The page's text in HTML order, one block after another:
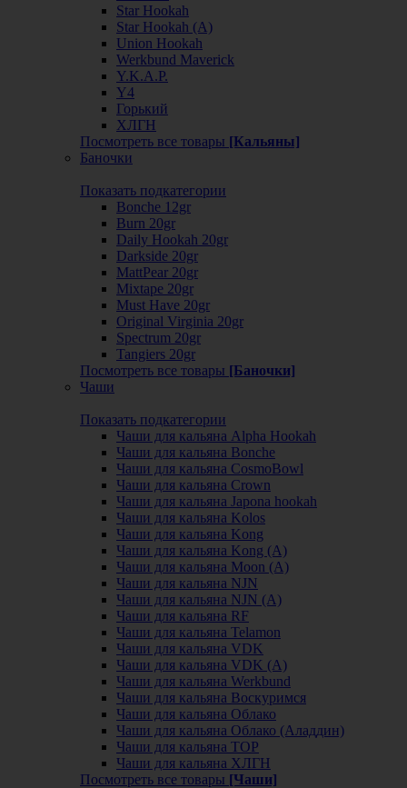
Star Hookah
Star Hookah (А)
Union Hookah
Werkbund Maverick
Y.K.A.P.
Y4
Горький
ХЛГН
Посмотреть все товары [Кальяны]
Баночки
Показать подкатегории
Bonche 12gr
Burn 20gr
Daily Hookah 20gr
Darkside 20gr
MattPear 20gr
Mixtape 20gr
Must Have 20gr
Original Virginia 20gr
Spectrum 20gr
Tangiers 20gr
Посмотреть все товары [Баночки]
Чаши
Показать подкатегории
Чаши для кальяна Alpha Hookah
Чаши для кальяна Bonche
Чаши для кальяна CosmoBowl
Чаши для кальяна Crown
Чаши для кальяна Japona hookah
Чаши для кальяна Kolos
Чаши для кальяна Kong
Чаши для кальяна Kong (A)
Чаши для кальяна Moon (А)
Чаши для кальяна NJN
Чаши для кальяна NJN (А)
Чаши для кальяна RF
Чаши для кальяна Telamon
Чаши для кальяна VDK
Чаши для кальяна VDK (А)
Чаши для кальяна Werkbund
Чаши для кальяна Воскуримся
Чаши для кальяна Облако
Чаши для кальяна Облако (Аладдин)
Чаши для кальяна ТОР
Чаши для кальяна ХЛГН
Посмотреть все товары [Чаши]